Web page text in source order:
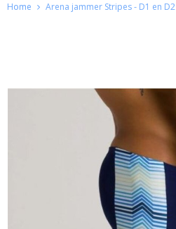
Home Arena jammer Stripes - D1 en D2